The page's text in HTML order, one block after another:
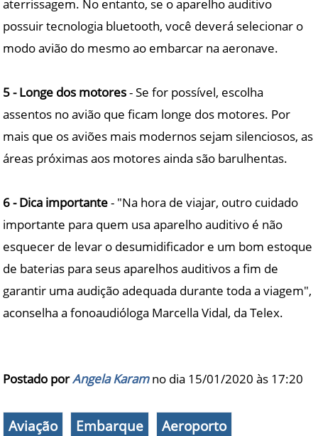
aterrissagem. No entanto, se o aparelho auditivo
possuir tecnologia bluetooth, você deverá selecionar o
modo avião do mesmo ao embarcar na aeronave.
5 - Longe dos motores- Se for possível, escolha
assentos no avião que ficam longe dos motores. Por
mais que os aviões mais modernos sejam silenciosos, as
áreas próximas aos motores ainda são barulhentas.
6 - Dica importante- "Na hora de viajar, outro cuidado
importante para quem usa aparelho auditivo é não
esquecer de levar o desumidificador e um bom estoque
de baterias para seus aparelhos auditivos a fim de
garantir uma audição adequada durante toda a viagem",
aconselha a fonoaudióloga Marcella Vidal, da Telex.
Postado porAngela Karamno dia 15/01/2020 às 17:20
Aviação Embarque
Aeroporto